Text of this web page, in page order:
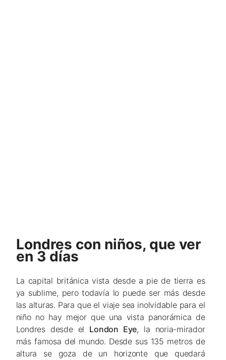
Londres con niños, que ver
en 3 días
La capital británica vista desde a pie de tierra es
ya sublime, pero todavía lo puede ser más desde
las alturas. Para que el viaje sea inolvidable para el
niño no hay mejor que una vista panorámica de
Londres desde el London Eye, la noria-mirador
más famosa del mundo. Desde sus 135 metros de
altura se goza de un horizonte que quedará